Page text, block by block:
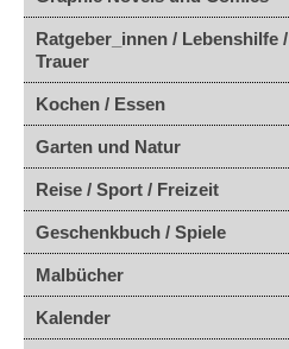
Ratgeber_innen / Lebenshilfe /
Trauer
Kochen / Essen
Garten und Natur
Reise / Sport / Freizeit
Geschenkbuch / Spiele
Malbücher
Kalender